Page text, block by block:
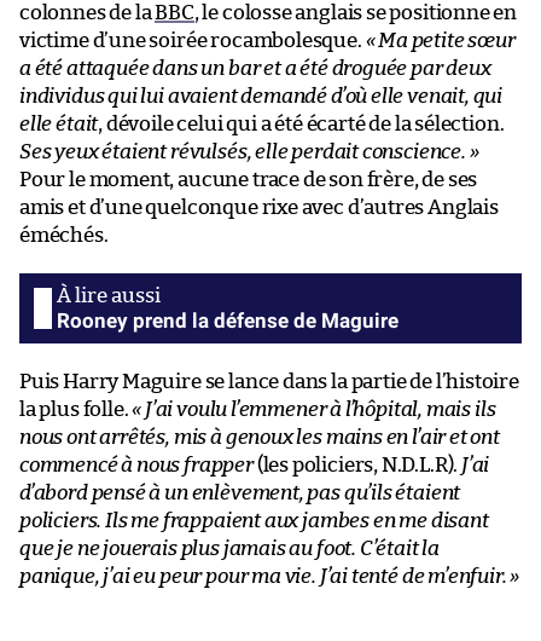
colonnes de laBBC, le colosse anglais se positionne en
victime d’une soirée rocambolesque. « Ma petite sœur
a été attaquée dans un bar et a été droguée par deux
individus qui lui avaient demandé d’où elle venait, qui
elle était, dévoile celui qui a été écarté de la sélection.
Ses yeux étaient révulsés, elle perdait conscience. »
Pour le moment, aucune trace de son frère, de ses
amis et d’une quelconque rixe avec d’autres Anglais
éméchés.
Rooney prend la défense de Maguire
Puis Harry Maguire se lance dans la partie de l’histoire
la plus folle.« J’ai voulu l’emmener à l’hôpital, mais ils
nous ont arrêtés, mis à genoux les mains en l’air et ont
commencé à nous frapper(les policiers, N.D.L.R). J’ai
d’abord pensé à un enlèvement, pas qu’ils étaient
policiers. Ils me frappaient aux jambes en me disant
que je ne jouerais plus jamais au foot. C’était la
panique, j’ai eu peur pour ma vie. J’ai tenté de m’enfuir. »